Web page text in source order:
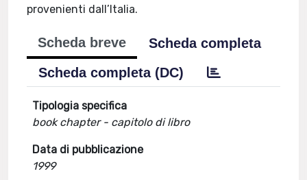
provenienti dall’Italia.
Scheda breve
Scheda completa
Scheda completa (DC)
Tipologia specifica
book chapter - capitolo di libro
Data di pubblicazione
1999